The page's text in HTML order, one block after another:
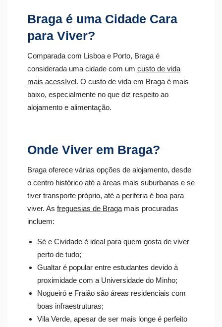
Braga é uma Cidade Cara
para Viver?
Comparada com Lisboa e Porto, Braga é
considerada uma cidade com um custo de vida
mais acessível. O custo de vida em Braga é mais
baixo, especialmente no que diz respeito ao
alojamento e alimentação.
Onde Viver em Braga?
Braga oferece várias opções de alojamento, desde
o centro histórico até a áreas mais suburbanas e se
tiver transporte próprio, até a periferia é boa para
viver. As freguesias de Braga mais procuradas
incluem:
Sé e Cividade é ideal para quem gosta de viver
perto de tudo;
Gualtar é popular entre estudantes devido à
proximidade com a Universidade do Minho;
Nogueiró e Fraião são áreas residenciais com
boas infraestruturas;
Vila Verde, apesar de ser mais longe é perfeito